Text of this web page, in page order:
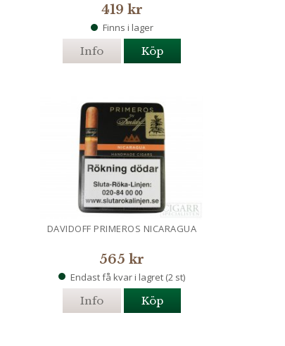
419 kr
Finns i lager
Info Köp
DAVIDOFF PRIMEROS NICARAGUA
565 kr
Endast få kvar i lagret (2 st)
Info Köp